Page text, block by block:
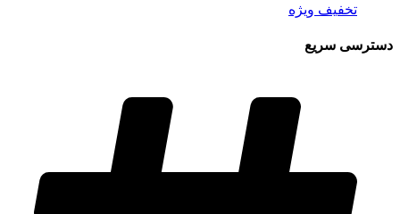
تخفیف ویژه
دسترسی سریع